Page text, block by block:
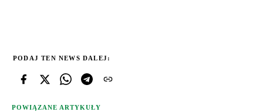
PODAJ TEN NEWS DALEJ:
POWIĄZANE ARTYKUŁY